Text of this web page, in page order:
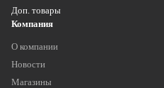
Доп. товары
Компания
О компании
Новости
Магазины